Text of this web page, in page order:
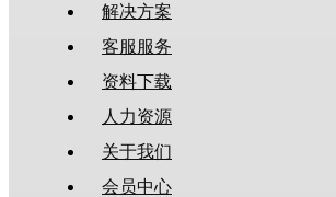
解决方案
客服服务
资料下载
人力资源
关于我们
会员中心